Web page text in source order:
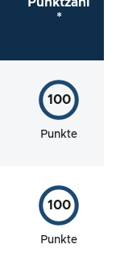
*
100
Punkte
100
Punkte